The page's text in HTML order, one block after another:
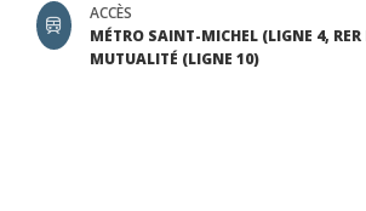
ACCÈS
MÉTRO SAINT-MICHEL (LIGNE 4,
MUTUALITÉ (LIGNE 10)